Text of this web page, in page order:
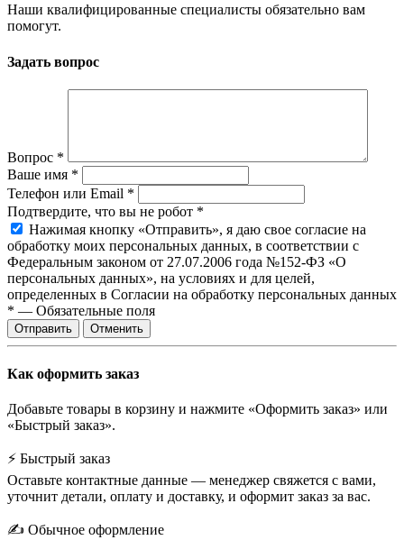
Наши квалифицированные специалисты обязательно вам
помогут.
Задать вопрос
Вопрос *
Ваше имя *
Телефон или Email *
Подтвердите, что вы не робот *
Нажимая кнопку «Отправить», я даю свое согласие на
обработку моих персональных данных, в соответствии с
Федеральным законом от 27.07.2006 года №152-ФЗ «О
персональных данных», на условиях и для целей,
определенных в Согласии на обработку персональных данных
* — Обязательные поля
Отправить Отменить
Как оформить заказ
Добавьте товары в корзину и нажмите «Оформить заказ» или
«Быстрый заказ».
⚡ Быстрый заказ
Оставьте контактные данные — менеджер свяжется с вами,
уточнит детали, оплату и доставку, и оформит заказ за вас.
✍️ Обычное оформление